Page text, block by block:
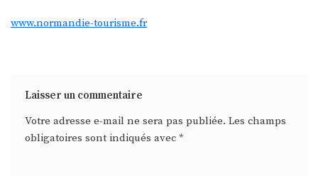
www.normandie-tourisme.fr
Laisser un commentaire
Votre adresse e-mail ne sera pas publiée. Les champs
obligatoires sont indiqués avec *